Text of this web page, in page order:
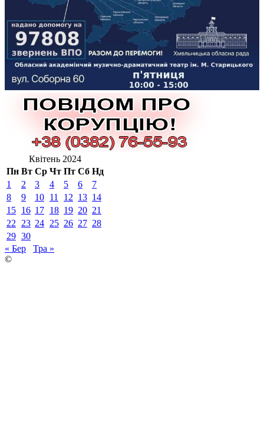
Квітень 2024
Пн Вт Ср Чт Пт Сб Нд
1
2 3 4 5 6
7
8
9 10 11 12 13 14
15 16 17 18 19 20 21
22
23 24 25 26 27 28
29 30
« Бер
Тра »
©